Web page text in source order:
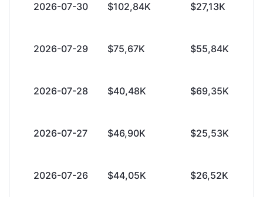
2026-07-30 $102,84K $27,13K
2026-07-29 $75,67K $55,84K
2026-07-28 $40,48K $69,35K
2026-07-27 $46,90K $25,53K
2026-07-26 $44,05K $26,52K